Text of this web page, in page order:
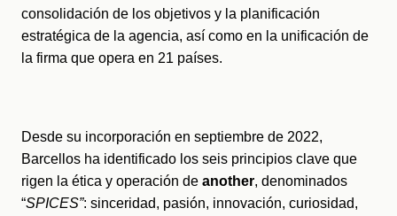
consolidación de los objetivos y la planificación
estratégica de la agencia, así como en la unificación de
la firma que opera en 21 países.
Desde su incorporación en septiembre de 2022,
Barcellos ha identificado los seis principios clave que
rigen la ética y operación de another, denominados
“SPICES”: sinceridad, pasión, innovación, curiosidad,